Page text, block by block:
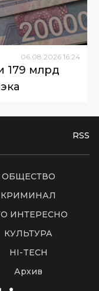
06.08.2026 16:24
179 млрд
RSS
ОБЩЕСТВО
КРИМИНАЛ
ИНТЕРЕСНО
КУЛЬТУРА
HI-TECH
Архив